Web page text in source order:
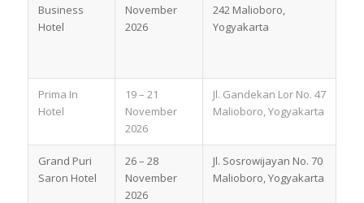
Business
Hotel
November
2026
242 Malioboro,
Yogyakarta
Prima In
Hotel
19 – 21
November
2026
Jl. Gandekan Lor No. 47
Malioboro, Yogyakarta
Grand Puri
Saron Hotel
26 – 28
November
2026
Jl. Sosrowijayan No. 70
Malioboro, Yogyakarta